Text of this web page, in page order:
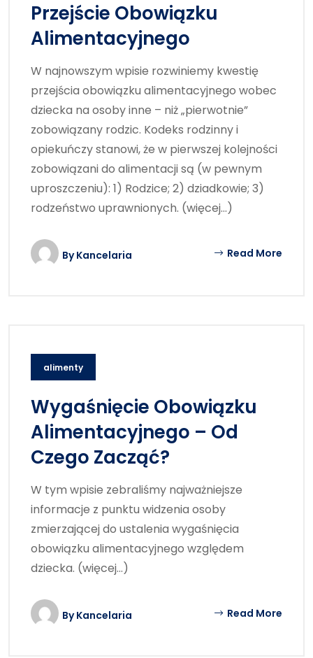
Przejście Obowiązku
Alimentacyjnego
W najnowszym wpisie rozwiniemy kwestię
przejścia obowiązku alimentacyjnego wobec
dziecka na osoby inne – niż „pierwotnie”
zobowiązany rodzic. Kodeks rodzinny i
opiekuńczy stanowi, że w pierwszej kolejności
zobowiązani do alimentacji są (w pewnym
uproszczeniu): 1) Rodzice; 2) dziadkowie; 3)
rodzeństwo uprawnionych. (więcej…)
ByKancelaria Read More
alimenty
Wygaśnięcie Obowiązku
Alimentacyjnego – Od
Czego Zacząć?
W tym wpisie zebraliśmy najważniejsze
informacje z punktu widzenia osoby
zmierzającej do ustalenia wygaśnięcia
obowiązku alimentacyjnego względem
dziecka. (więcej…)
ByKancelaria Read More